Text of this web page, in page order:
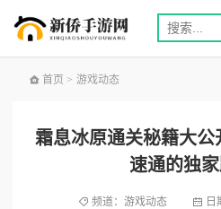
首页 > 游戏动态
霜息冰原通关秘籍大
速通的独
频道： 游戏动态 日